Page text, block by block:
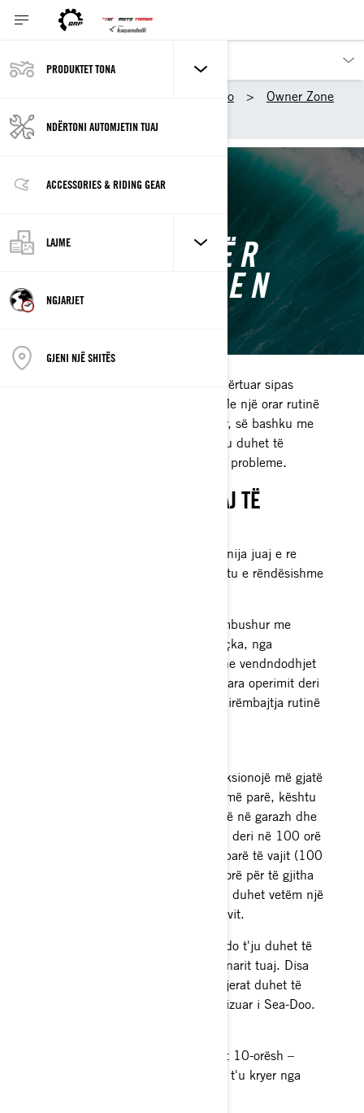
PRODUKTET TONA
NDËRTONI AUTOMJETIN TUAJ
ACCESSORIES & RIDING GEAR
LAJME
NGJARJET
GJENI NJË SHITËS
Sea-Doo
Owner Zone
KËSHILLA PËR
MIRËMBAJTJEN
Anija juaj ujore Sea-Doo është ndërtuar sipas
standardeve të cilësisë së lartë. Me një orar rutinë
të kujdesit dhe pastrimit të duhur, së bashku me
një plan mirëmbajtjeje në kohë, ju duhet të
shijoni vite të tëra funksionimi pa probleme.
LEXONI MANUALIN TUAJ TË
Ju e dini se çfarë dëshironi nga anija juaj e re
ujore Sea-Doo, por është gjithashtu e rëndësishme
Manuali i zotëruesit tuaj është i mbushur me
informacion të vlefshëm për gjithçka, nga
veçoritë/përfitimet te kontrollet dhe vendndodhjet
e komponentëve, nga kontrollet para operimit deri
te udhëzimet pas funksionimit, mirëmbajtja rutinë
Anija ujore Sea-Doo mund të funksionojë më gjatë
me më pak mirëmbajtje se kurrë më parë, kështu
që ju mund të kaloni më pak kohë në garazh dhe
më shumë kohë në ujë. Udhëtoni deri në 100 orë
ose një vit përpara ndryshimit të parë të vajit (100
orë për Sea-Doo SPARK dhe 50 orë për të gjitha
modelet e tjera). Pas kësaj do t'ju duhet vetëm një
ndërrim vaji çdo 100 orë ose një vit.
Për të gjetur listat e kontrollit që do t'ju duhet të
ndiqni, referojuni manualit të pronarit tuaj. Disa
janë përgjegjësia juaj, ndërsa të tjerat duhet të
plotësohen nga një tregtar i autorizuar i Sea-Doo.
Lista kontrolluese e inspektimit 10-orësh –
shumë e rekomanduar dhe për t'u kryer nga